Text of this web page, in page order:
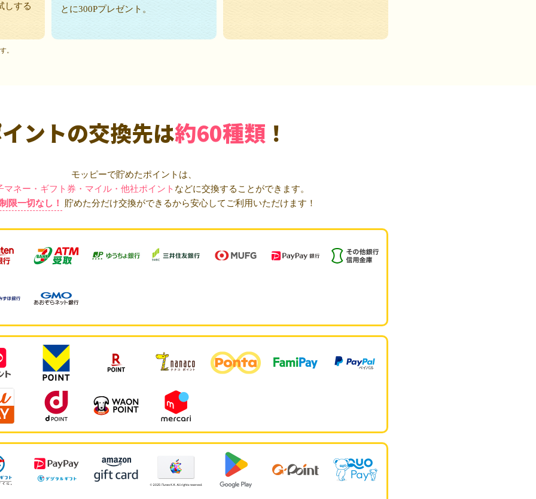
しする
とに300Pプレゼント。
。
ントの交換先は約60種類 ！
モッピーで貯めたポイントは、
マネー・ギフト券・マイル・他社ポイント などに交換することができます。
限一切なし！
貯めた分だけ交換ができるから安心してご利用いただけます！